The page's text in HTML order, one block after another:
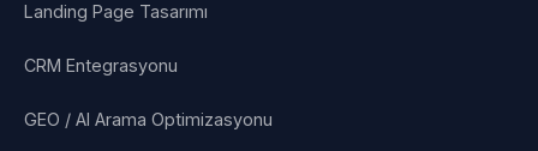
Landing Page Tasarımı
CRM Entegrasyonu
GEO / AI Arama Optimizasyonu